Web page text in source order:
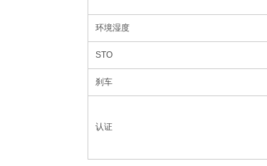
环境湿度
STO
刹车
认证